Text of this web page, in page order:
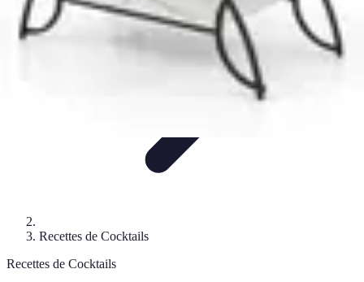
Recettes de Cocktails
Recettes de Cocktails